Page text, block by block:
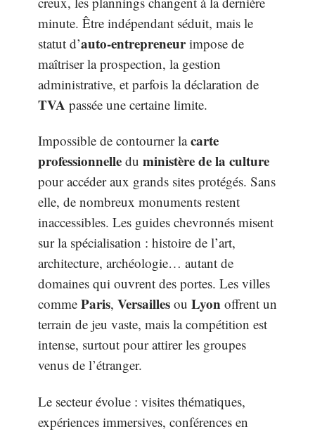
minute. Être indépendant séduit, mais le
statut d’auto-entrepreneurimpose de
maîtriser la prospection, la gestion
administrative, et parfois la déclaration de
TVA passée une certaine limite.
Impossible de contourner lacarte
professionnelle du ministère de la culture
pour accéder aux grands sites protégés. Sans
elle, de nombreux monuments restent
inaccessibles. Les guides chevronnés misent
sur la spécialisation : histoire de l’art,
architecture, archéologie… autant de
domaines qui ouvrent des portes. Les villes
comme Paris, Versailles ou Lyon offrent un
terrain de jeu vaste, mais la compétition est
intense, surtout pour attirer les groupes
venus de l’étranger.
Le secteur évolue : visites thématiques,
expériences immersives, conférences en